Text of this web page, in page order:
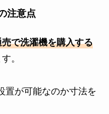
注意点
売で洗濯機を購入する
。
置が可能なのか寸法を